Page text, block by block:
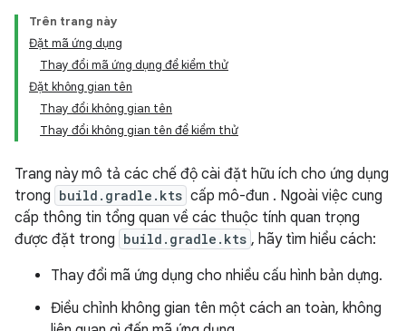
Trên trang này
Đặt mã ứng dụng
Thay đổi mã ứng dụng để kiểm thử
Đặt không gian tên
Thay đổi không gian tên
Thay đổi không gian tên để kiểm thử
Trang này mô tả các chế độ cài đặt hữu ích cho ứng dụng
trong build.gradle.kts cấp mô-đun . Ngoài việc cung
cấp thông tin tổng quan về các thuộc tính quan trọng
được đặt trong build.gradle.kts , hãy tìm hiểu cách:
Thay đổi mã ứng dụng cho nhiều cấu hình bản dựng.
Điều chỉnh không gian tên một cách an toàn, không